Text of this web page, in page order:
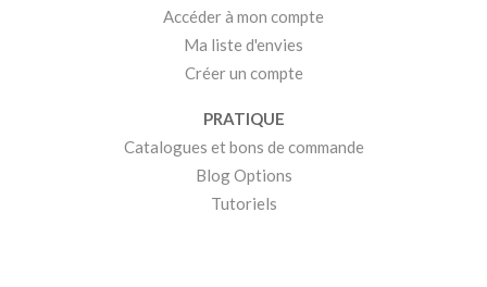
Accéder à mon compte
Ma liste d'envies
Créer un compte
PRATIQUE
Catalogues et bons de commande
Blog Options
Tutoriels